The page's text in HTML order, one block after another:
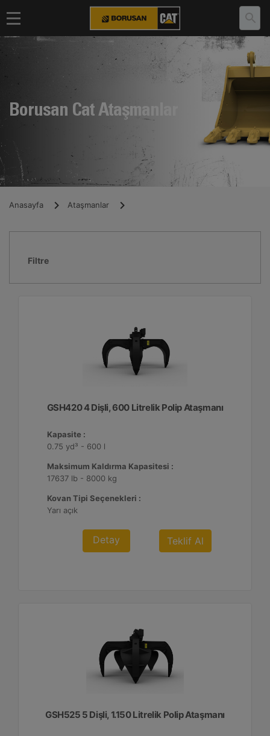
Borusan Cat Ataşmanlar
Anasayfa Ataşmanlar
Filtre
GSH420 4 Dişli, 600 Litrelik Polip Ataşmanı
Kapasite :
0.75 yd³ - 600 l
Maksimum Kaldırma Kapasitesi :
17637 lb - 8000 kg
Kovan Tipi Seçenekleri :
Yarı açık
Detay Teklif Al
GSH525 5 Dişli, 1.150 Litrelik Polip Ataşmanı